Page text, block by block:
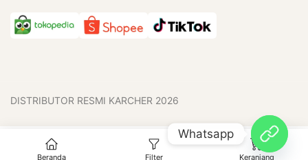
DISTRIBUTOR RESMI KARCHER 2026
Beranda Filter
0
Keranjang
Whatsapp